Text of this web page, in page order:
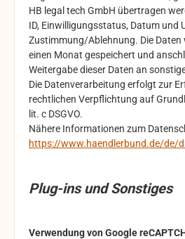
HB legal tech GmbH übertragen
ID, Einwilligungsstatus, Datum und
Zustimmung/Ablehnung. Die Daten
einen Monat gespeichert und
Weitergabe dieser Daten an
Die Datenverarbeitung erfolgt zur
rechtlichen Verpflichtung auf
lit. c DSGVO.
Nähere Informationen zum
https://www.haendlerbund.de/de/
Plug-ins und Sonstiges
Verwendung von Google